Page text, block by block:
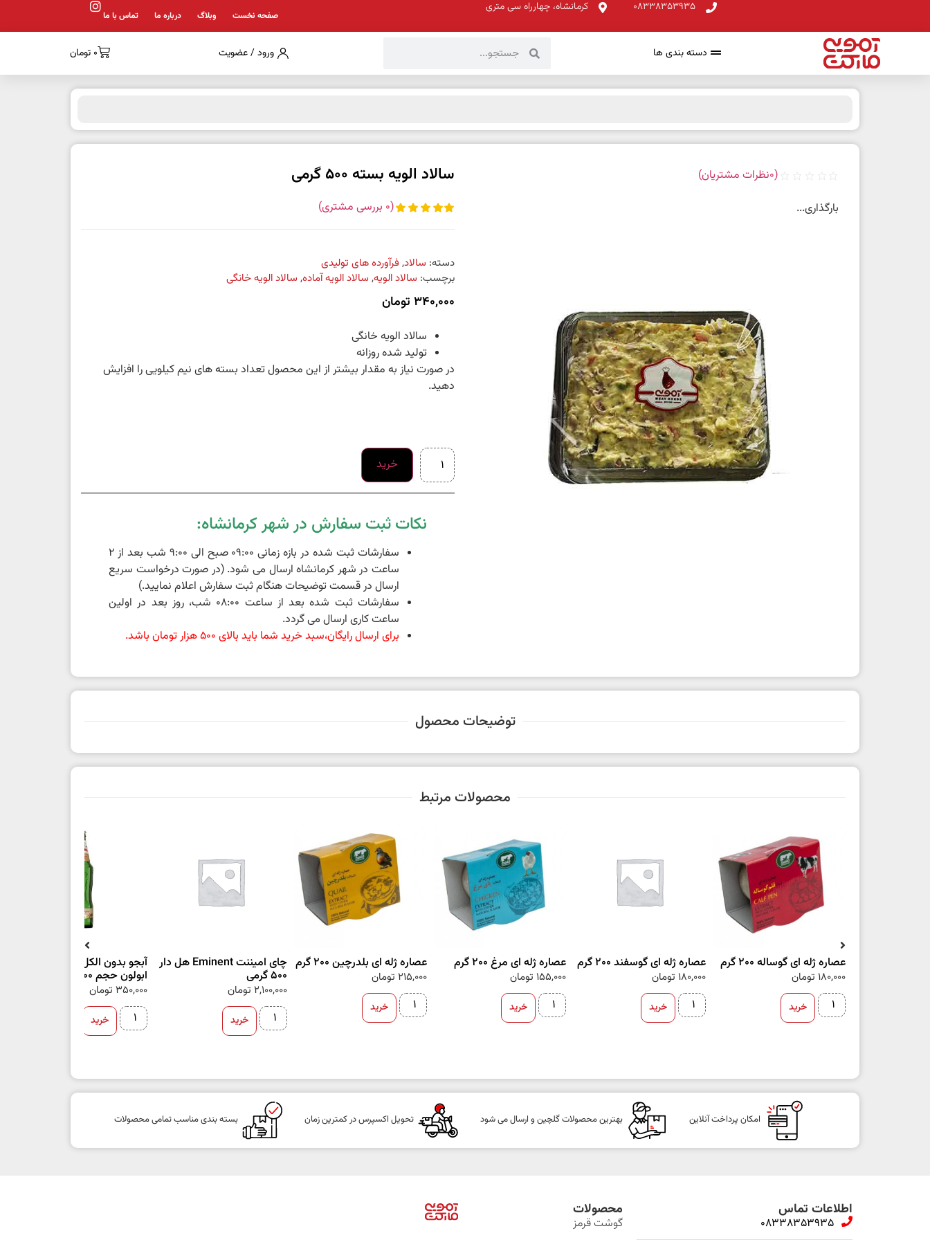
08338353935 کرمانشاه، چهارراه سی متری
صفحه نخست وبلاگ درباره ما تماس با ما
دسته بندی ها ورود / عضویت 0 تومان
(
0نظرات مشتریان)
بارگذاری...
سالاد الویه بسته 500 گرمی
(
0 بررسی مشتری)
دسته: سالاد, فرآورده های تولیدی
برچسب: سالاد الویه, سالاد الویه آماده, سالاد الویه خانگی
340,000 تومان
سالاد الویه خانگی
تولید شده روزانه
در صورت نیاز به مقدار بیشتر از این محصول تعداد بسته های نیم کیلویی را افزایش
دهید.
خرید
نکات ثبت سفارش در شهر کرمانشاه:
سفارشات ثبت شده در بازه زمانی 09:00 صبح الی 9:00 شب بعد از 2
ساعت در شهر کرمانشاه ارسال می شود. (در صورت درخواست سریع
ارسال در قسمت توضیحات هنگام ثبت سفارش اعلام نمایید.)
سفارشات ثبت شده بعد از ساعت 08:00 شب، روز بعد در اولین
ساعت کاری ارسال می گردد.
برای ارسال رایگان،سبد خرید شما باید بالای 500 هزار تومان باشد.
توضیحات محصول
محصولات مرتبط
عصاره ژله ای گوساله 200 گرم
180,000 تومان
خرید
عصاره ژله ای گوسفند 200 گرم
180,000 تومان
خرید
عصاره ژله ای مرغ 200 گرم
155,000 تومان
خرید
عصاره ژله ای بلدرچین 200 گرم
215,000 تومان
خرید
چای امیننت Eminent هل دار
500 گرمی
2,100,000 تومان
خرید
آبجو بدون الکل اصل اوکراین
ابولون حجم ۵۰۰ میلی لیتر
350,000 تومان
خرید
امکان پرداخت آنلاین بهترین محصولات گلچین و ارسال می شود تحویل اکسپرس در کمترین زمان بسته بندی مناسب تمامی محصولات
اطلاعات تماس
08338353935
محصولات
گوشت قرمز